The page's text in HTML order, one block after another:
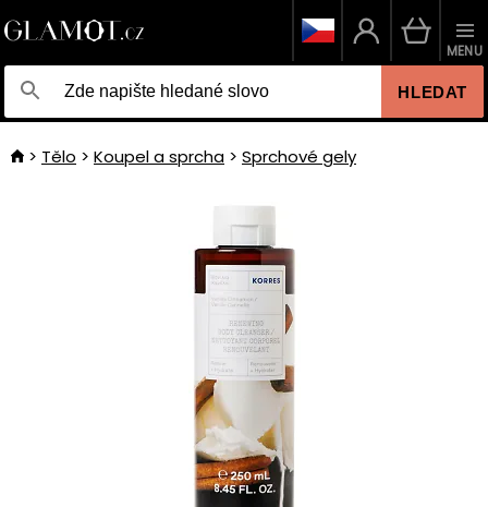
HLEDAT
MENU
Tělo Koupel a sprcha Sprchové gely